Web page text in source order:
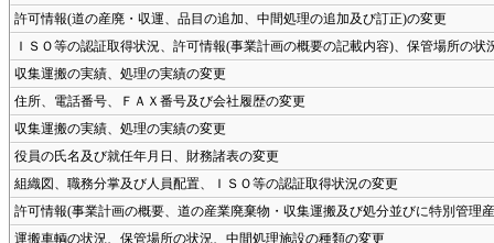
許可情報(道の産廃・収運、品目の追加、中間処理の追加及び訂正)の変更
ＩＳＯ等の認証取得状況、許可情報(事業計画の概要の記載内容)、保管場所の状
収集運搬の実績、処理の実績の変更
住所、電話番号、ＦＡＸ番号及び会社履歴の変更
収集運搬の実績、処理の実績の変更
役員の氏名及び就任年月日、財務諸表の変更
組織図、職務分掌及び人員配置、ＩＳＯ等の認証取得状況の変更
許可情報(事業計画の概要、道の産業廃棄物・収集運搬及び処分並びに特別管理
運搬車輌の状況、保管場所の状況、中間処理施設の種類の変更